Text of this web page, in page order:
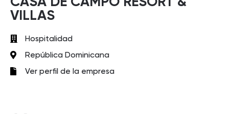
VILLAS
Hospitalidad
República Dominicana
Ver perfil de la empresa